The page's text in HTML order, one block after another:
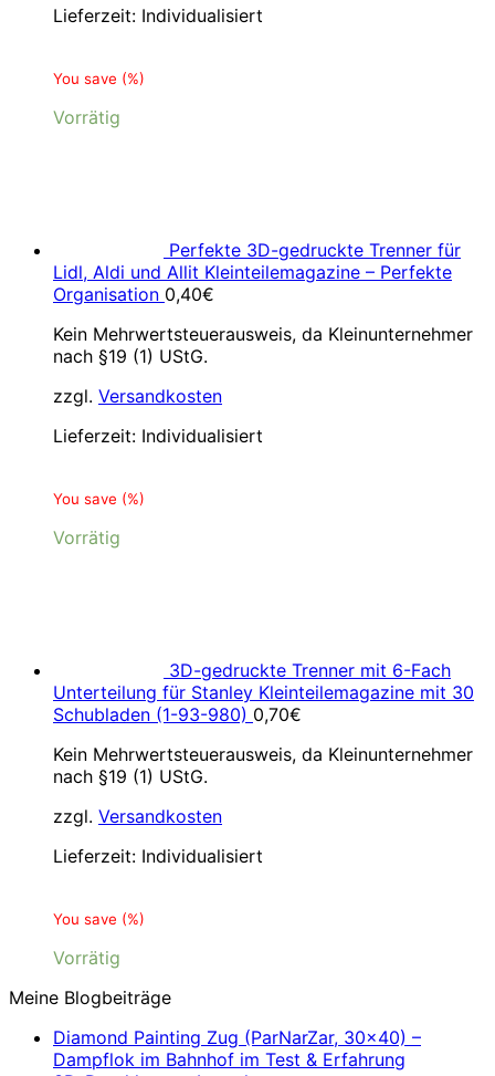
Lieferzeit: Individualisiert
You save (%)
Vorrätig
Perfekte 3D-gedruckte Trenner für
Lidl, Aldi und Allit Kleinteilemagazine – Perfekte
Organisation 0,40€
Kein Mehrwertsteuerausweis, da Kleinunternehmer
nach §19 (1) UStG.
zzgl. Versandkosten
Lieferzeit: Individualisiert
You save (%)
Vorrätig
3D-gedruckte Trenner mit 6-Fach
Unterteilung für Stanley Kleinteilemagazine mit 30
Schubladen (1-93-980) 0,70€
Kein Mehrwertsteuerausweis, da Kleinunternehmer
nach §19 (1) UStG.
zzgl. Versandkosten
Lieferzeit: Individualisiert
You save (%)
Vorrätig
Meine Blogbeiträge
Diamond Painting Zug (ParNarZar, 30×40) –
Dampflok im Bahnhof im Test & Erfahrung